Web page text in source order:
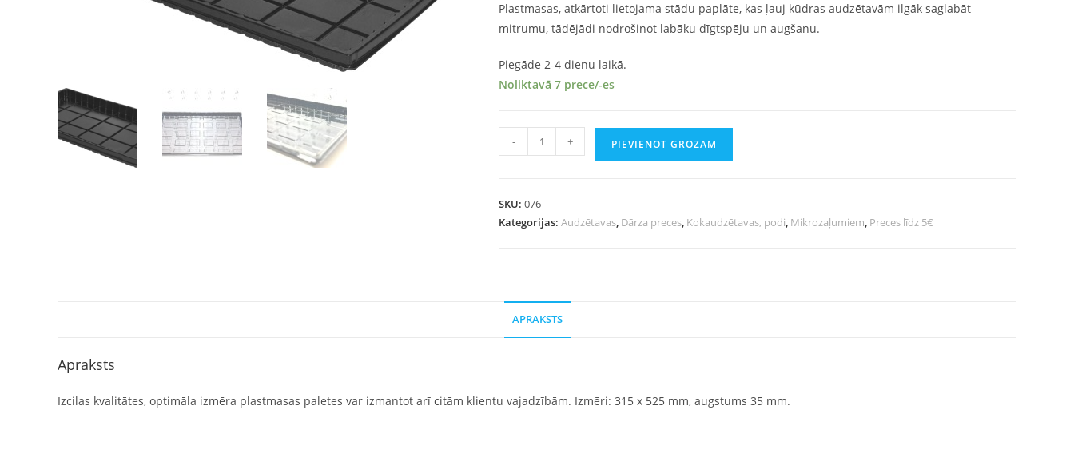
Plastmasas, atkārtoti lietojama stādu paplāte, kas ļauj kūdras audzētavām ilgāk saglabāt
mitrumu, tādējādi nodrošinot labāku dīgtspēju un augšanu.
Piegāde 2-4 dienu laikā.
Noliktavā 7 prece/-es
- + PIEVIENOT GROZAM
SKU: 076
Kategorijas: Audzētavas, Dārza preces, Kokaudzētavas, podi, Mikrozaļumiem, Preces līdz 5€
APRAKSTS
Apraksts
Izcilas kvalitātes, optimāla izmēra plastmasas paletes var izmantot arī citām klientu vajadzībām. Izmēri: 315 x 525 mm, augstums 35 mm.